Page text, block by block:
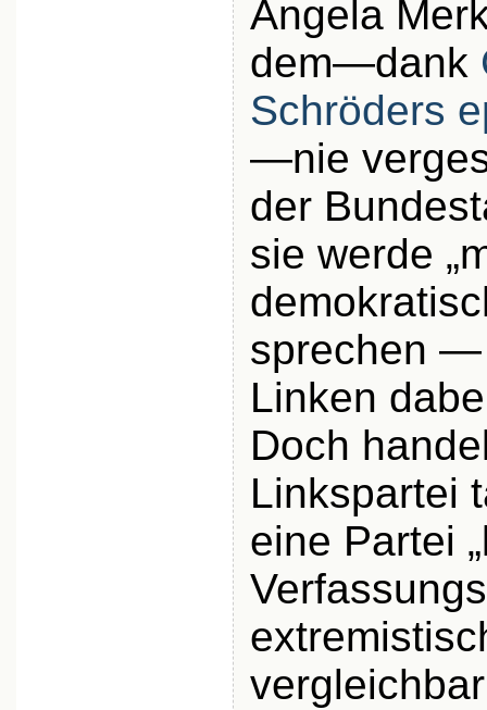
Angela
dem—dank
Schröders
—nie
der
sie werde
sprechen —
Linken
Doch
Linkspartei
eine Partei